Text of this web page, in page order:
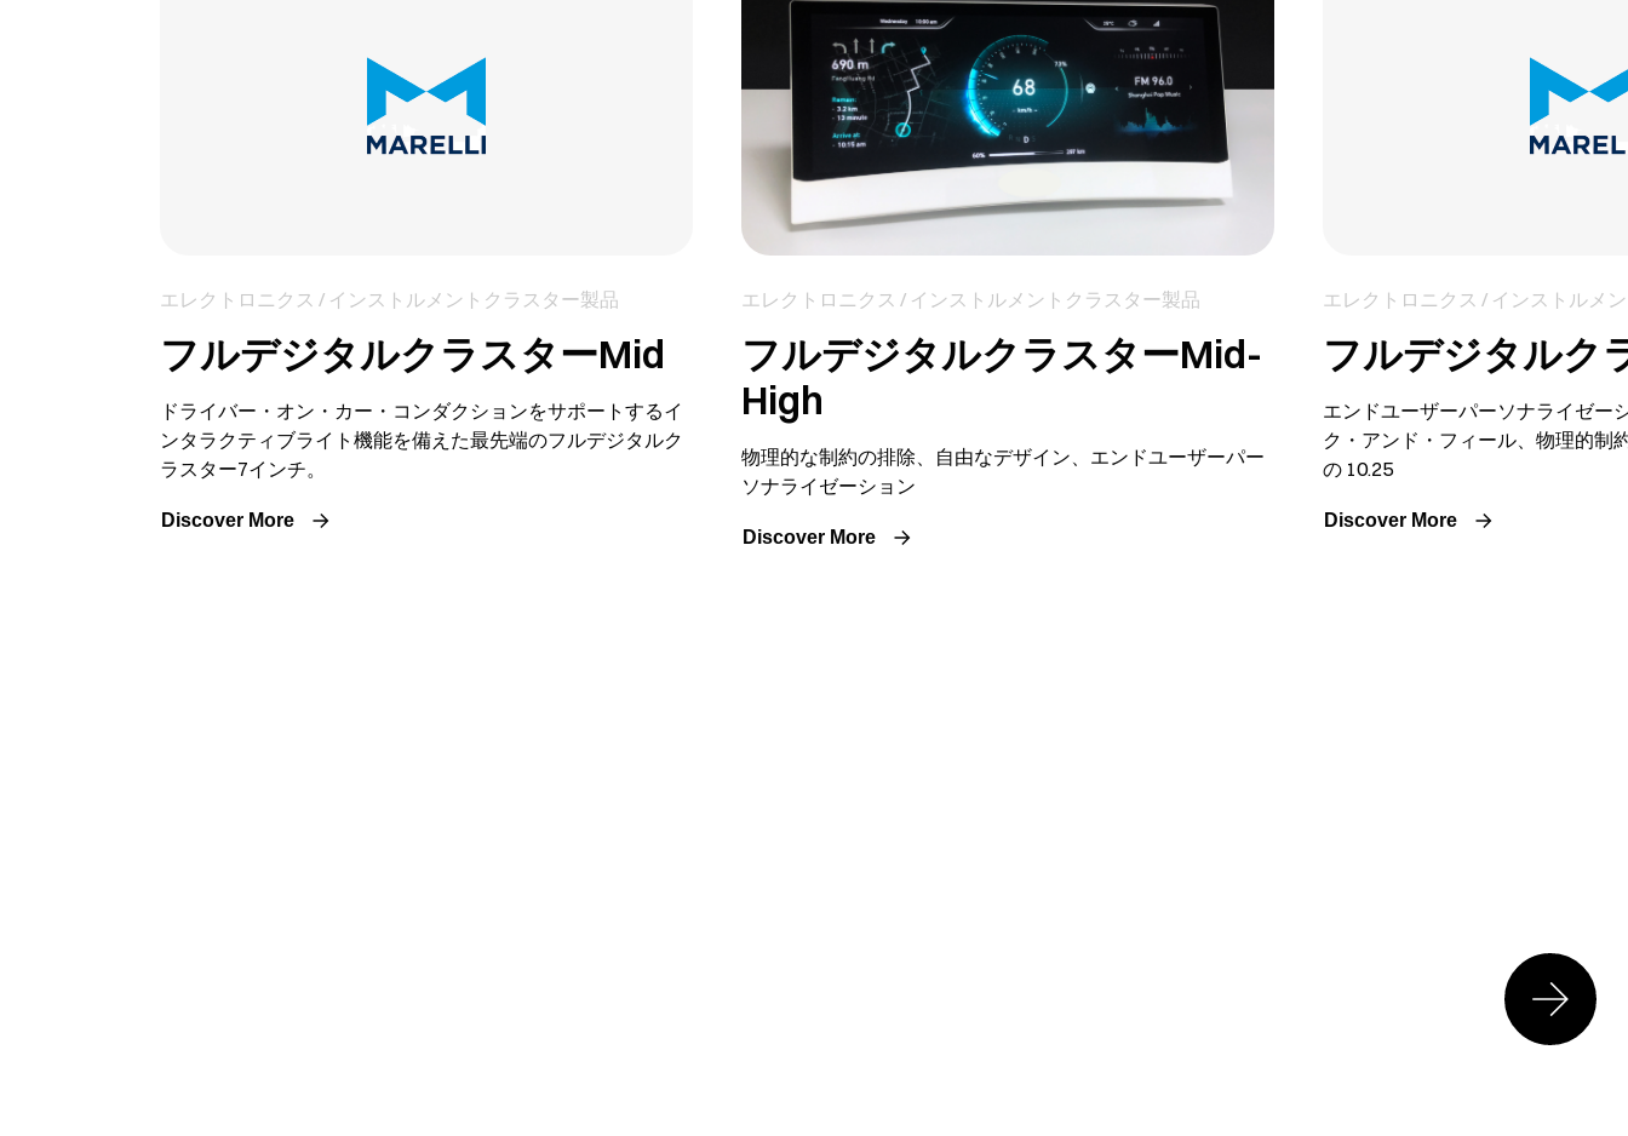
エレクトロニクス / インストルメントクラスター製品
フルデジタルクラスターMid
ドライバー・オン・カー・コンダクションをサポートするイ
ンタラクティブライト機能を備えた最先端のフルデジタルク
ラスター7インチ。
Discover More
エレクトロニクス / インストルメントクラスター製品
フルデジタルクラスターMid-
High
物理的な制約の排除、自由なデザイン、エンドユーザーパー
ソナライゼーション
Discover More
エレクトロニクス / インストルメ
フルデジタルク
エンドユーザーパーソナライゼー
ク・アンド・フィール、物理的制
の 10.25
Discover More